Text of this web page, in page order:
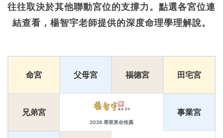
往往取決於其他聯動宮位的支撐力。點選各宮位連
結查看，楊智宇老師提供的深度命理學理解說。
命宮 父母宮 福德宮 田宅宮
兄弟宮
2026 專業算命推薦
事業宮